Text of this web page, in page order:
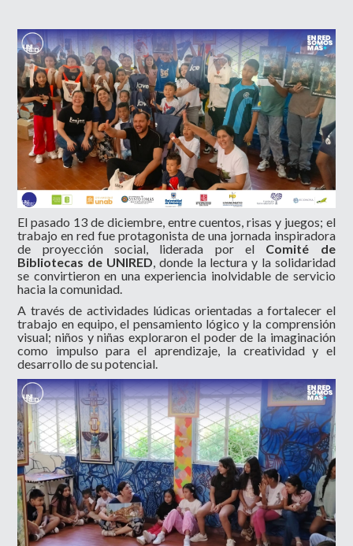
El pasado 13 de diciembre, entre cuentos, risas y juegos; el
trabajo en red fue protagonista de una jornada inspiradora
de proyección social, liderada por el Comité de
Bibliotecas de UNIRED , donde la lectura y la solidaridad
se convirtieron en una experiencia inolvidable de servicio
hacia la comunidad.
A través de actividades lúdicas orientadas a fortalecer el
trabajo en equipo, el pensamiento lógico y la comprensión
visual; niños y niñas exploraron el poder de la imaginación
como impulso para el aprendizaje, la creatividad y el
desarrollo de su potencial.